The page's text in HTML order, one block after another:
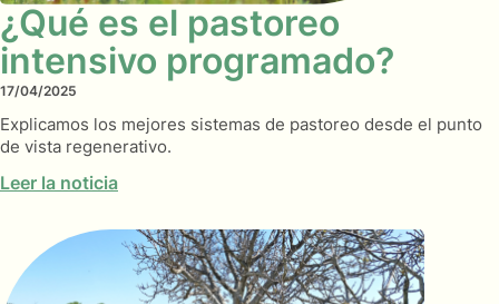
¿Qué es el pastoreo
intensivo programado?
17/04/2025
Explicamos los mejores sistemas de pastoreo desde el punto
de vista regenerativo.
Leer la noticia